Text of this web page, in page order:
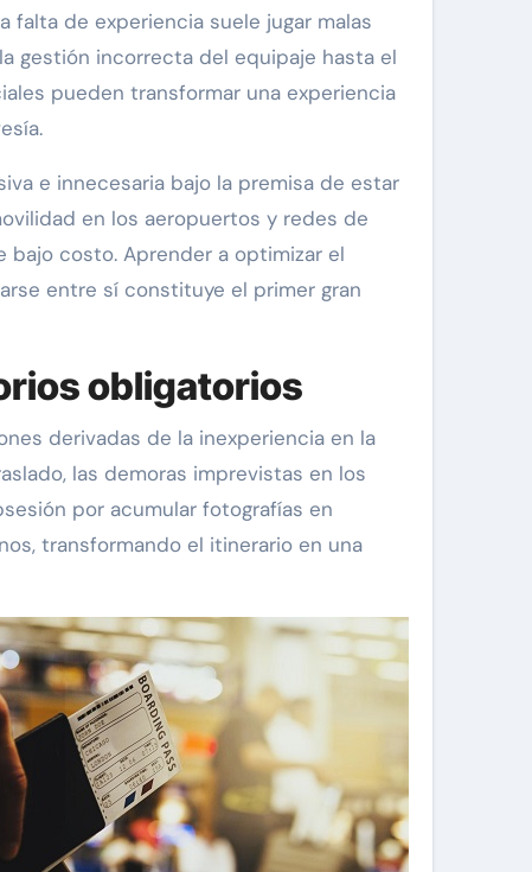
falta de experiencia suele jugar malas
gestión incorrecta del equipaje hasta el
pueden transformar una experiencia
e innecesaria bajo la premisa de estar
en los aeropuertos y redes de
costo. Aprender a optimizar el
entre sí constituye el primer gran
obligatorios
derivadas de la inexperiencia en la
las demoras imprevistas en los
por acumular fotografías en
transformando el itinerario en una